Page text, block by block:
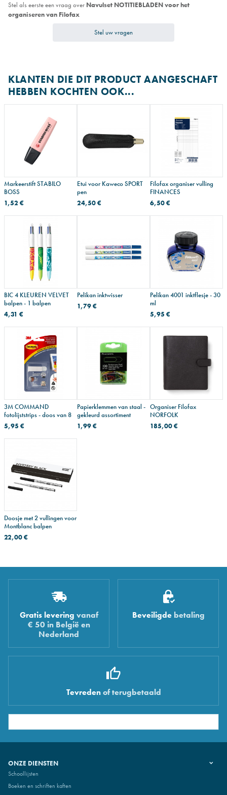
Stel als eerste een vraag over Navulset NOTITIEBLADEN voor het
organiseren van Filofax
Stel uw vragen
KLANTEN DIE DIT PRODUCT AANGESCHAFT
HEBBEN KOCHTEN OOK...
Markeerstift STABILO
BOSS
1,52 €
Etui voor Kaweco SPORT
pen
24,50 €
Filofax organiser vulling
FINANCES
6,50 €
BIC 4 KLEUREN VELVET
balpen - 1 balpen
4,31 €
Pelikan inktwisser
1,79 €
Pelikan 4001 inktflesje - 30
ml
5,95 €
3M COMMAND
fotolijststrips - doos van 8
5,95 €
Papierklemmen van staal -
gekleurd assortiment
1,99 €
Organiser Filofax
NORFOLK
185,00 €
Doosje met 2 vullingen voor
Montblanc balpen
22,00 €
Gratis levering vanaf
€ 50 in België en
Nederland
Beveiligdebetaling
Tevredenof terugbetaald
ONZE DIENSTEN
Schoollijsten
Boeken en schriften kaften